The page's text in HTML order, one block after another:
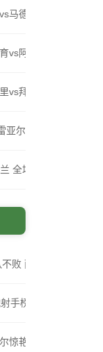
马德里竞技
vs阿森纳 全
vs拜仁慕尼
尔 全场录
全场录像
败 两度痛
手榜再洗牌
惊艳亮相